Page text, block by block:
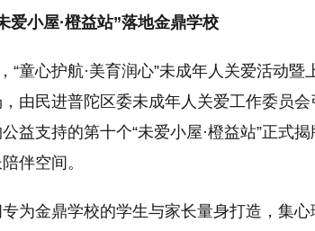
爱小屋·橙益站”落地金鼎学校
“童心护航·美育润心”未成年人关爱活动
由民进普陀区委未成年人关爱工作委员
益支持的第十个“未爱小屋·橙益站”正式
伴空间。
为金鼎学校的学生与家长量身打造，集